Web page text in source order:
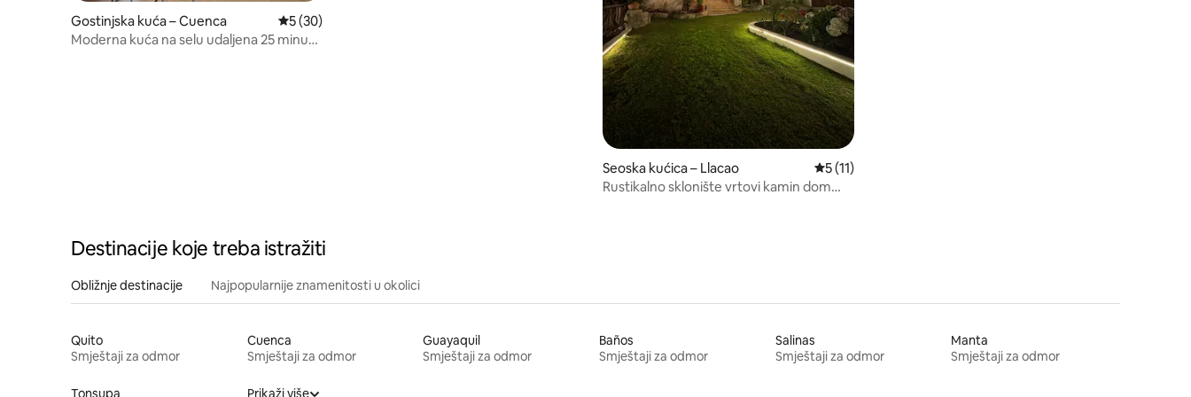
Gostinjska kuća – Cuenca Prosječna ocjena: 5/5, recenzija: 30
5 (30)
Moderna kuća na selu udaljena 25 minuta
Seoska kućica – Llacao Prosječna ocjena: 5/5, recenzija: 11
5 (11)
Rustikalno sklonište vrtovi kamin dom
Destinacije koje treba istražiti
Obližnje destinacije Najpopularnije znamenitosti u okolici
Quito
Smještaji za odmor
Cuenca
Smještaji za odmor
Guayaquil
Smještaji za odmor
Baños
Smještaji za odmor
Salinas
Smještaji za odmor
Manta
Smještaji za odmor
Tonsupa Prikaži više